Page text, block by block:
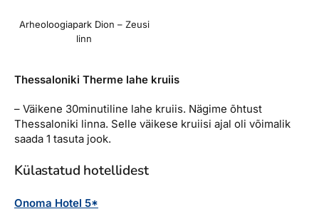
Arheoloogiapark Dion – Zeusi
linn
Thessaloniki Therme lahe kruiis
– Väikene 30minutiline lahe kruiis. Nägime õhtust
Thessaloniki linna. Selle väikese kruiisi ajal oli võimalik
saada 1 tasuta jook.
Külastatud hotellidest
Onoma Hotel 5*